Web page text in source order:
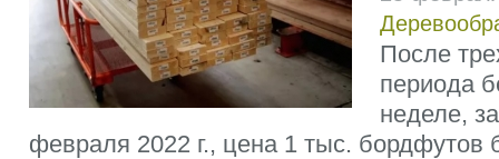
После
периода
неделе,
февраля 2022 г., цена 1 тыс. бордфутов